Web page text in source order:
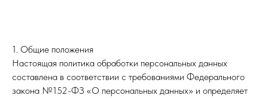
1. Общие положения
Настоящая политика обработки персональных данных
составлена в соответствии с требованиями Федерального
закона №152-ФЗ «О персональных данных» и определяет